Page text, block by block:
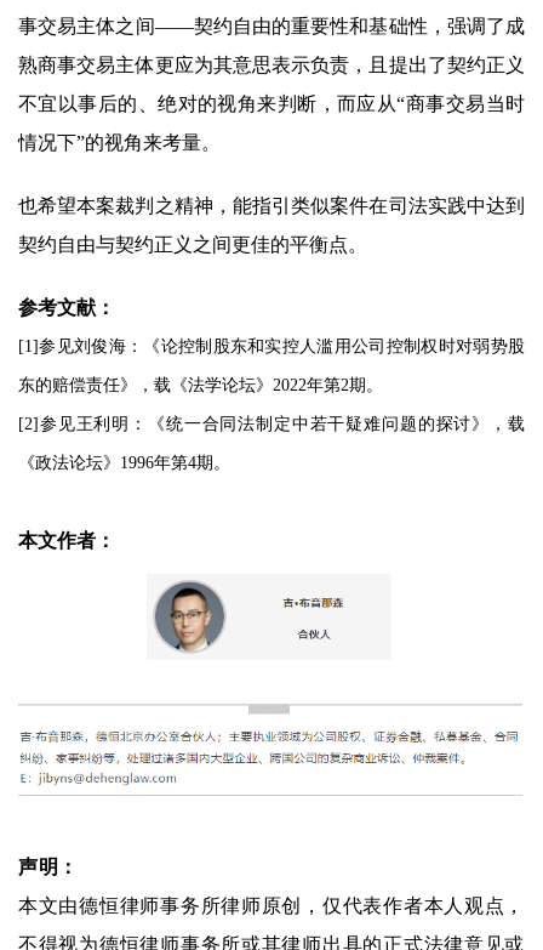
事交易主体之间——契约自由的重要性和基础性，强调了成
熟商事交易主体更应为其意思表示负责，且提出了契约正义
不宜以事后的、绝对的视角来判断，而应从“商事交易当时
情况下”的视角来考量。
也希望本案裁判之精神，能指引类似案件在司法实践中达到
契约自由与契约正义之间更佳的平衡点。
参考文献：
[1]参见刘俊海：《论控制股东和实控人滥用公司控制权时对弱势股
东的赔偿责任》，载《法学论坛》2022年第2期。
[2]参见王利明：《统一合同法制定中若干疑难问题的探讨》，载
《政法论坛》1996年第4期。
本文作者：
声明：
本文由德恒律师事务所律师原创，仅代表作者本人观点，
不得视为德恒律师事务所或其律师出具的正式法律意见或